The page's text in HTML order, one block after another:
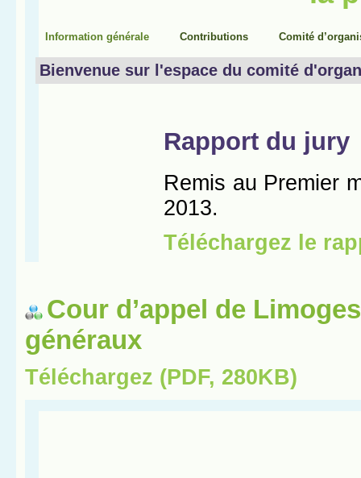
Cour d’appel de
généraux
Téléchargez (PDF, 280KB)